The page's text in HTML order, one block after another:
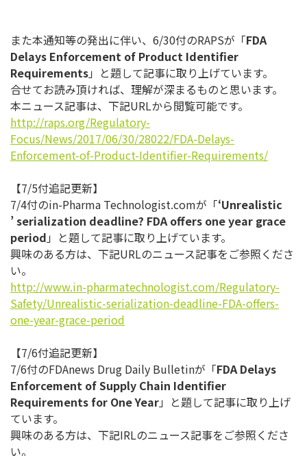
また本通知等の発出に伴い、6/30付のRAPSが「FDA
Delays Enforcement of Product Identifier
Requirements」と題して記事に取り上げています。
合せてお読み頂ければ、理解が深まるものと思います。
本ニュース記事は、下記URLから閲覧可能です。
http://raps.org/Regulatory-
Focus/News/2017/06/30/28022/FDA-Delays-
Enforcement-of-Product-Identifier-Requirements/
【7/5付追記更新】
7/4付のin-Pharma Technologist.comが「‘Unrealistic
’serialization deadline? FDA offers one year grace
period 」と題して記事に取り上げています。
興味のある方は、下記URLのニュース記事をご参照くださ
い。
http://www.in-pharmatechnologist.com/Regulatory-
Safety/Unrealistic-serialization-deadline-FDA-offers-
one-year-grace-period
【7/6付追記更新】
7/6付のFDAnews Drug Daily Bulletinが「FDA Delays
Enforcement of Supply Chain Identifier
Requirements for One Year」と題して記事に取り上げ
ています。
興味のある方は、下記IRLのニュース記事をご参照くださ
い。